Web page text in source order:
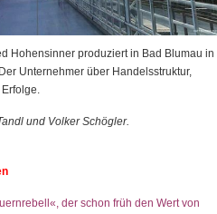
Hohensinner produziert in Bad Blumau in
Unternehmer über Handelsstruktur,
und Volker Schögler.
der schon früh den Wert von